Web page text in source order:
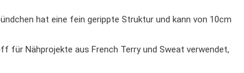
hat eine fein gerippte Struktur und kann von 10cm
für Nähprojekte aus French Terry und Sweat verwendet,